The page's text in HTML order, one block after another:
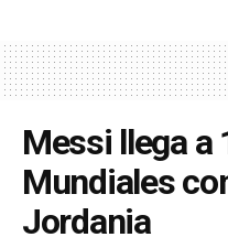
Messi llega a
Mundiales
Jordania